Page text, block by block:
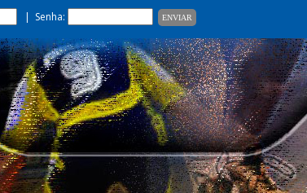
| Senha: